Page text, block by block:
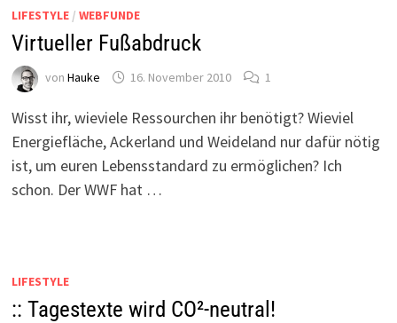
LIFESTYLE/ WEBFUNDE
Virtueller Fußabdruck
von Hauke 16. November 2010 1
Wisst ihr, wieviele Ressourchen ihr benötigt? Wieviel
Energiefläche, Ackerland und Weideland nur dafür nötig
ist, um euren Lebensstandard zu ermöglichen? Ich
schon. Der WWF hat …
LIFESTYLE
:: Tagestexte wird CO²-neutral!